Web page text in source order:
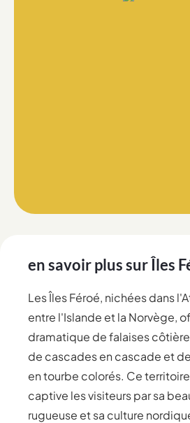
en savoir plus sur Îles
Les Îles Féroé, nichées dans
entre l'Islande et la Norvège,
dramatique de falaises
de cascades en cascade et
en tourbe colorés. Ce
captive les visiteurs par sa
rugueuse et sa culture